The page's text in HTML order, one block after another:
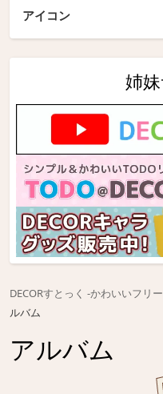
アイコン
姉
DECORすとっく -かわいいフリ
ルバム
アルバム